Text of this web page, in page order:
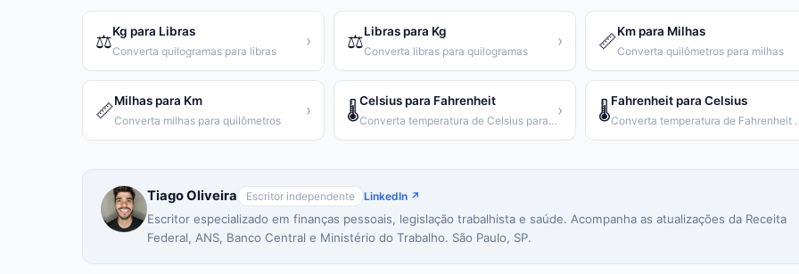
⚖️Kg para Libras
Converta quilogramas para libras
› ⚖️Libras para Kg
Converta libras para quilogramas
› 📏Km para Milhas
Converta quilômetros para milhas
📏Milhas para Km
Converta milhas para quilômetros
› 🌡️Celsius para Fahrenheit
Converta temperatura de Celsius para Fahrenheit
› 🌡️Fahrenheit para Celsius
Converta
Tiago Oliveira Escritor independente LinkedIn ↗
Escritor especializado em finanças pessoais, legislação trabalhista e saúde. Acompanha as atualizações da Receita
Federal, ANS, Banco Central e Ministério do Trabalho. São Paulo, SP.